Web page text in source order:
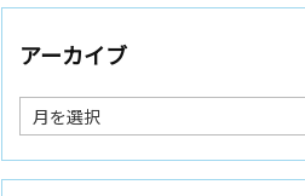
アーカイブ
ア
ー
カ
イ